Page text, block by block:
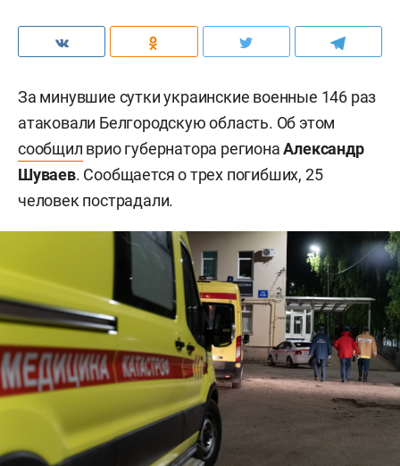
За минувшие сутки украинские военные 146 раз
атаковали Белгородскую область. Об этом
сообщил врио губернатора регионаАлександр
Шуваев. Сообщается о трех погибших, 25
человек пострадали.